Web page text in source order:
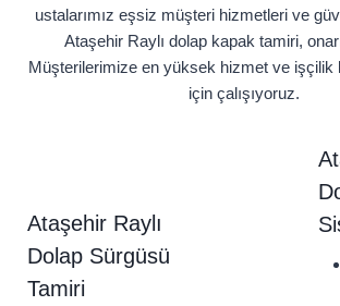
ustalarımız eşsiz müşteri hizmetleri ve
Ataşehir Raylı dolap kapak tamiri,
Müşterilerimize en yüksek hizmet ve işçilik
için çalışıyoruz.
Ataşehir Raylı
Dolap Sürgüsü
Tamiri